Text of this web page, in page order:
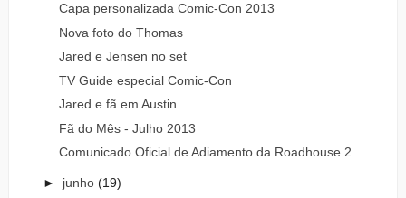
Capa personalizada Comic-Con 2013
Nova foto do Thomas
Jared e Jensen no set
TV Guide especial Comic-Con
Jared e fã em Austin
Fã do Mês - Julho 2013
Comunicado Oficial de Adiamento da Roadhouse 2
► junho (19)